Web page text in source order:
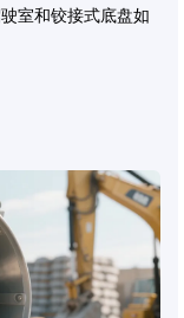
室和铰接式底盘如